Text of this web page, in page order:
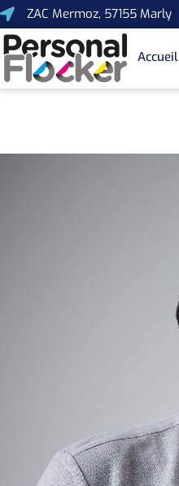
ZAC Mermoz, 57155 Marly
Accueil